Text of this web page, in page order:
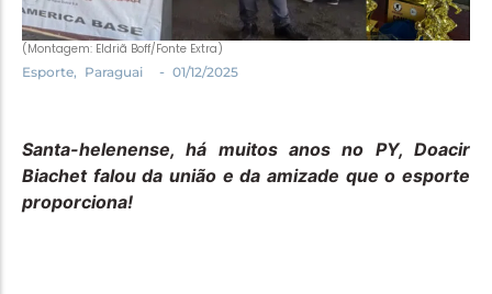
(Montagem: Eldriã Boff/Fonte Extra)
Esporte, Paraguai - 01/12/2025
Santa-helenense, há muitos anos no PY, Doacir
Biachet falou da união e da amizade que o esporte
proporciona!